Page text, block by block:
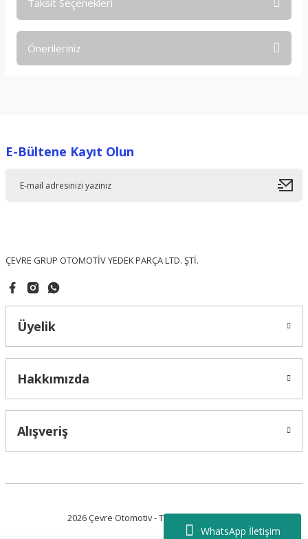
WhatsApp İletişim
Taksit Seçenekleri
Önerileriniz
Ürün resmi kalitesiz, bozuk veya görüntülenemiyor.
E-Bültene Kayıt Olun
ÇEVRE GRUP OTOMOTİV YEDEK PARÇA LTD. ŞTİ.
Üyelik
Hakkımızda
Alışveriş
2026 Çevre Otomotiv - Tüm Hakları Saklıdır.